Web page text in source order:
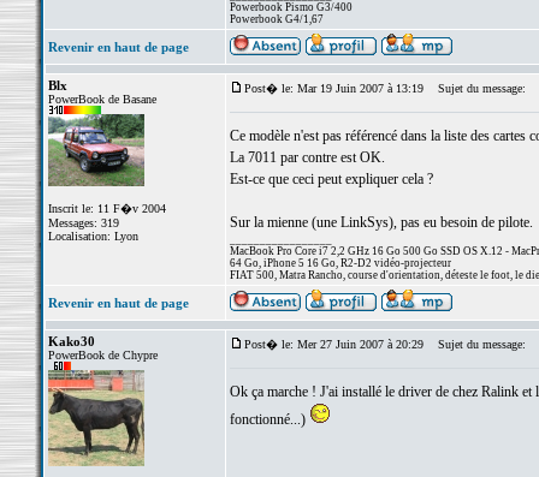
Powerbook Pismo G3/400
Powerbook G4/1,67
Revenir en haut de page
Blx
PowerBook de Basane
Inscrit le: 11 F�v 2004
Messages: 319
Localisation: Lyon
Post� le: Mar 19 Juin 2007 à 13:19 Sujet du message:
Ce modèle n'est pas référencé dans la liste des cartes
La 7011 par contre est OK.
Est-ce que ceci peut expliquer cela ?
Sur la mienne (une LinkSys), pas eu besoin de pilote.
MacBook Pro Core i7 2,2 GHz 16 Go 500 Go SSD OS X.12 -
64 Go, iPhone 5 16 Go, R2-D2 vidéo-projecteur
FIAT 500, Matra Rancho, course d'orientation, déteste le foot, le
Revenir en haut de page
Kako30
PowerBook de Chypre
Post� le: Mer 27 Juin 2007 à 20:29 Sujet du message:
Ok ça marche ! J'ai installé le driver de chez Ralink
fonctionné...)